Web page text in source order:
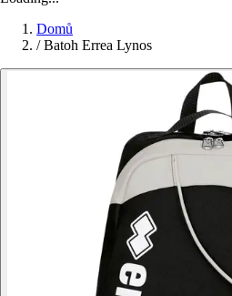
Domů
/ Batoh Errea Lynos